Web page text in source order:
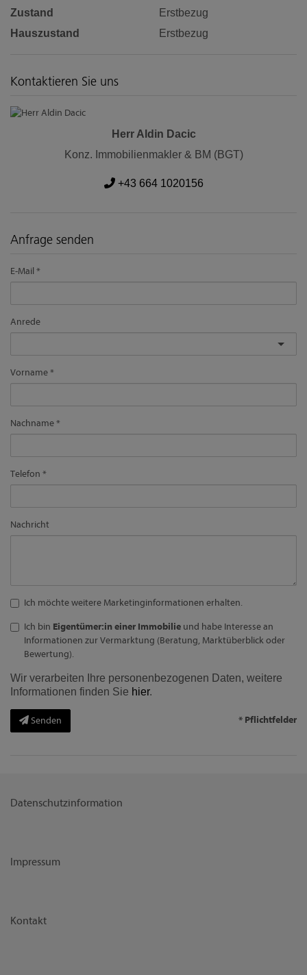
Zustand
Erstbezug
Hauszustand
Erstbezug
Kontaktieren Sie uns
Herr Aldin Dacic
Konz. Immobilienmakler & BM (BGT)
+43 664 1020156
Anfrage senden
E-Mail
Anrede
Vorname
Nachname
Telefon
Nachricht
Ich möchte weitere Marketinginformationen erhalten.
Ich bin Eigentümer:in einer Immobilie und habe Interesse an
Informationen zur Vermarktung (Beratung, Marktüberblick oder
Bewertung).
Wir verarbeiten Ihre personenbezogenen Daten, weitere
Informationen finden Sie hier.
Senden * Pflichtfelder
Datenschutzinformation
Impressum
Kontakt